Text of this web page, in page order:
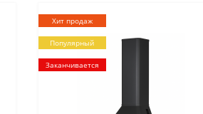
Хит продаж
Популярный
Заканчивается